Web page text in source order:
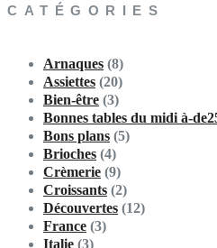
CATÉGORIES
Arnaques (8)
Assiettes (20)
Bien-être (3)
Bonnes tables du midi à-
Bons plans (5)
Brioches (4)
Crèmerie (9)
Croissants (2)
Découvertes (12)
France (3)
Italie (3)